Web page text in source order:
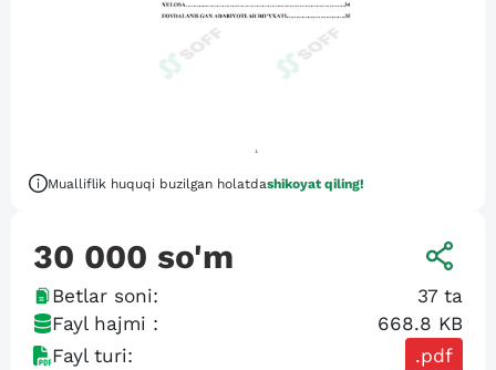
Mualliflik huquqi buzilgan holatdashikoyat qiling!
30 000 so'm
Betlar soni: 37 ta
Fayl hajmi :
668.8 KB
Fayl turi:
.pdf